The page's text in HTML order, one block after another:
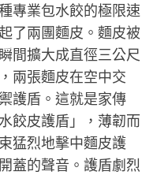
專業包水餃的極限速
了兩團麵皮。麵皮被
間擴大成直徑三公尺
兩張麵皮在空中交
護盾。這就是家傳
餃皮護盾」，薄韌而
猛烈地擊中麵皮護
蓋的聲音。護盾劇烈